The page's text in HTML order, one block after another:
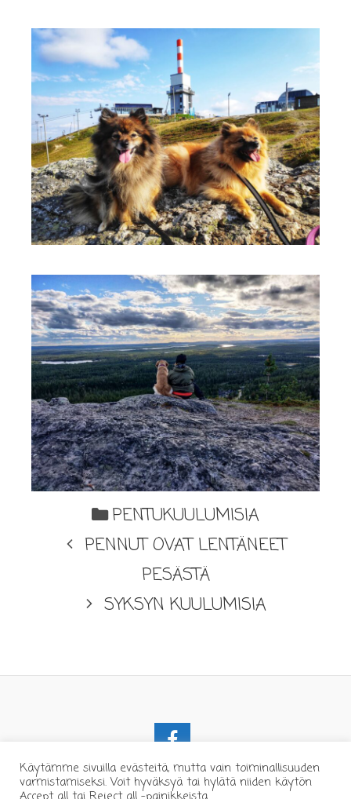
PENTUKUULUMISIA
PENNUT OVAT LENTÄNEET
PESÄSTÄ
SYKSYN KUULUMISIA
Käytämme sivuilla evästeitä, mutta vain toiminallisuuden
varmistamiseksi. Voit hyväksyä tai hylätä niiden käytön